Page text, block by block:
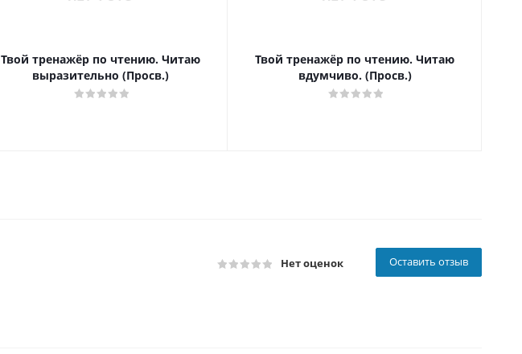
Твой тренажёр по чтению. Читаю
выразительно (Просв.)
Твой тренажёр по чтению. Читаю
вдумчиво. (Просв.)
Нет оценок Оставить отзыв